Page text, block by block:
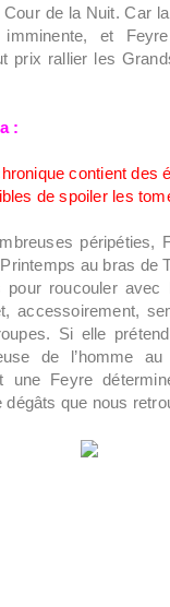
de la Nuit. Car
et
prix rallier les
:
contient des
de spoiler les
péripéties,
au bras de
pour roucouler avec
accessoirement,
Si elle
de l’homme
une Feyre
dégâts que nous